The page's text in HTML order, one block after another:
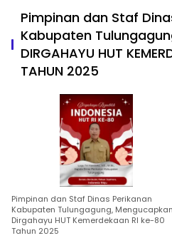
Pimpinan dan Staf
Kabupaten
DIRGAHAYU HUT
TAHUN 2025
Pimpinan dan Staf Dinas Perikanan
Kabupaten Tulungagung,
Dirgahayu HUT Kemerdekaan RI ke-80
Tahun 2025